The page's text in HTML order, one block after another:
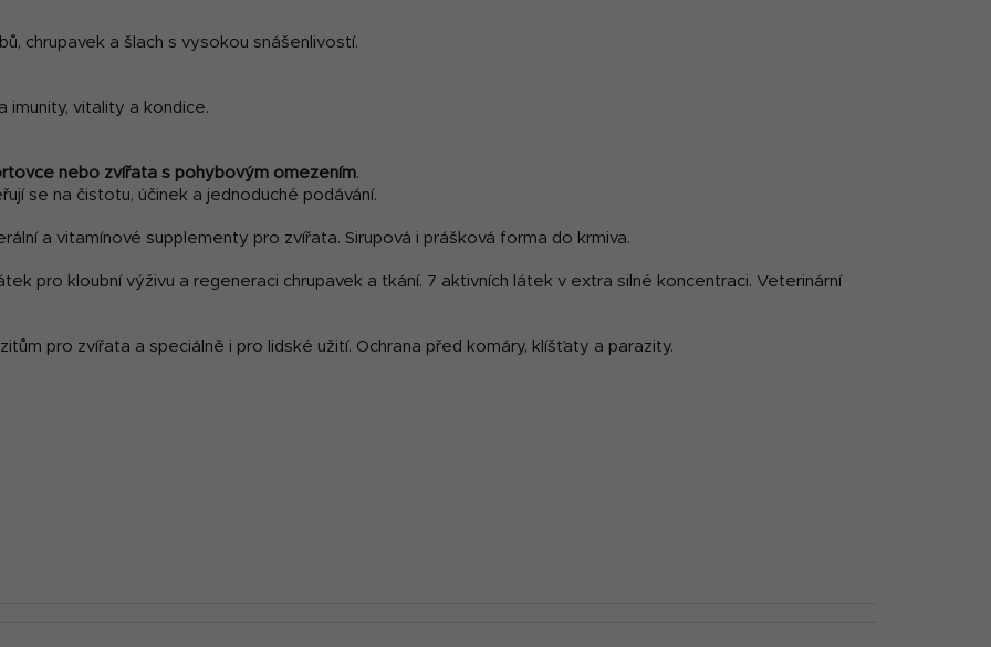
chrupavek a šlach s vysokou snášenlivostí.
imunity, vitality a kondice.
nebo zvířata s pohybovým omezením.
se na čistotu, účinek a jednoduché podávání.
a vitamínové supplementy pro zvířata. Sirupová i prášková forma do krmiva.
pro kloubní výživu a regeneraci chrupavek a tkání. 7 aktivních látek v extra silné koncentraci. Veterinární
pro zvířata a speciálně i pro lidské užití. Ochrana před komáry, klíšťaty a parazity.